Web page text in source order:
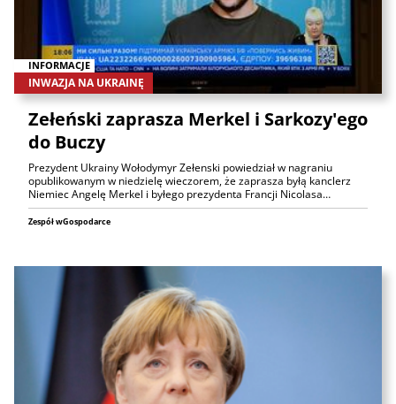
INFORMACJE
INWAZJA NA UKRAINĘ
Zełeński zaprasza Merkel i Sarkozy'ego
do Buczy
Prezydent Ukrainy Wołodymyr Zełenski powiedział w nagraniu
opublikowanym w niedzielę wieczorem, że zaprasza byłą kanclerz
Niemiec Angelę Merkel i byłego prezydenta Francji Nicolasa…
Zespół wGospodarce